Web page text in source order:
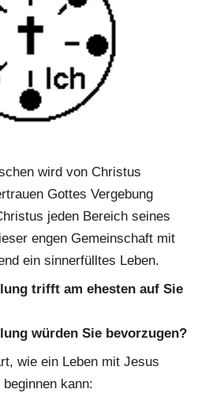
wird von Christus
Gottes Vergebung
jeden Bereich seines
engen Gemeinschaft mit
ein sinnerfülltes Leben.
trifft am ehesten auf Sie
würden Sie bevorzugen?
wie ein Leben mit Jesus
kann: